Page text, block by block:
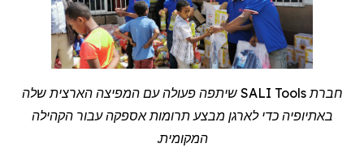
חברתSALI Tools שיתפה פעולה עם המפיצה הארצית שלה
באתיופיה כדי לארגן מבצע תרומות אספקהעבור הקהילה
המקומית.